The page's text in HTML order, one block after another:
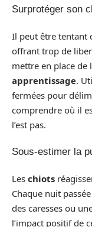
Surprotéger son
Il peut être tentant
offrant trop de
mettre en place de
apprentissage.
fermées pour
comprendre où il
l’est pas.
Sous-estimer la
Les chiots
Chaque nuit
des caresses ou
l’impact positif de